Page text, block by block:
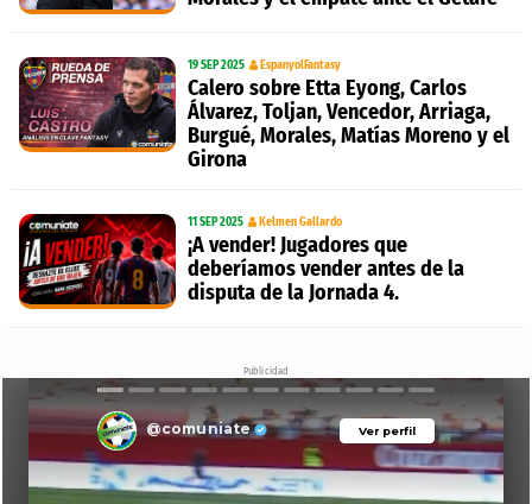
19 SEP 2025 EspanyolFantasy
Calero sobre Etta Eyong, Carlos
Álvarez, Toljan, Vencedor, Arriaga,
Burgué, Morales, Matías Moreno y el
Girona
11 SEP 2025 Kelmen Gallardo
¡A vender! Jugadores que
deberíamos vender antes de la
disputa de la Jornada 4.
Publicidad
Ver perfil
@comuniate Ver perfil